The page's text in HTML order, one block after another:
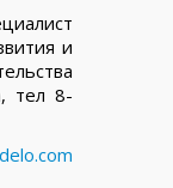
и
тел 8-